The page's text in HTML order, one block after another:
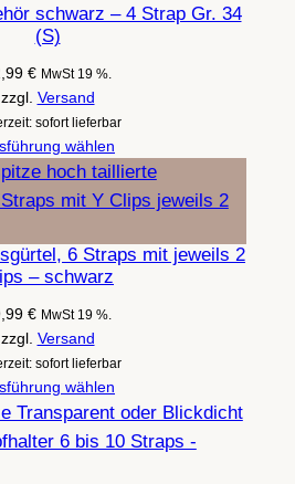
schwarz – 4 Strap Gr. 34
(S)
€ MwSt 19 %.
zzgl. Versand
sofort lieferbar
wählen
6 Straps mit jeweils 2
– schwarz
€ MwSt 19 %.
zzgl. Versand
sofort lieferbar
wählen